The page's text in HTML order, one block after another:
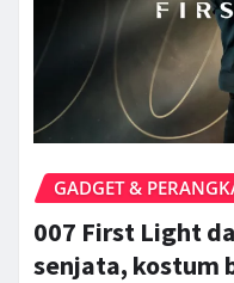
GADGET &
007 First Light
senjata, kostum